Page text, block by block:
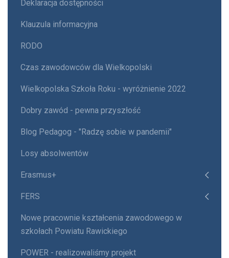
Deklaracja dostępności
Klauzula informacyjna
RODO
Czas zawodowców dla Wielkopolski
Wielkopolska Szkoła Roku - wyróżnienie 2022
Dobry zawód - pewna przyszłość
Blog Pedagog - "Radzę sobie w pandemii"
Losy absolwentów
Erasmus+
FERS
Nowe pracownie kształcenia zawodowego w
szkołach Powiatu Rawickiego
POWER - realizowaliśmy projekt